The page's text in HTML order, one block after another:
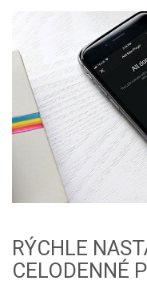
RÝCHLE
CELODENNÉ